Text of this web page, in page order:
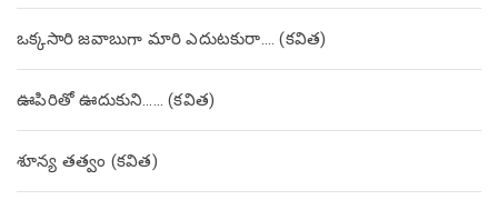
ఒక్కసారి జవాబుగా మారి ఎదుటకురా…. (కవిత)
ఊపిరితో ఊదుకుని…… (కవిత)
శూన్య తత్వం (కవిత)